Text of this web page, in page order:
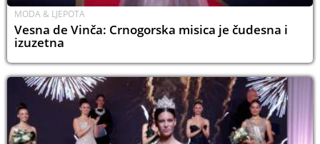
MODA & LJEPOTA
Vesna de Vinča: Crnogorska misica je čudesna i
izuzetna